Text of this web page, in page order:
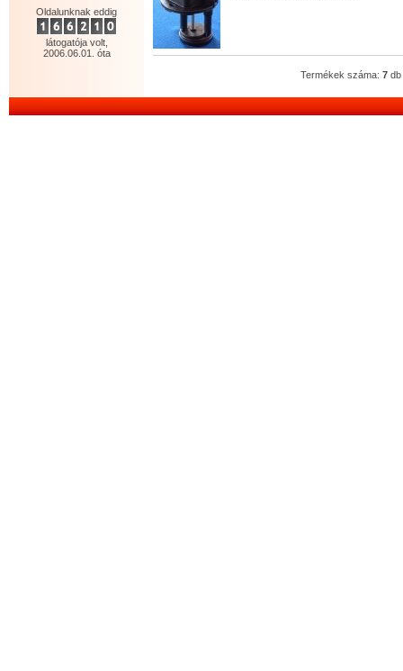
Oldalunknak eddig
látogatója volt,
2006.06.01. óta
Termékek száma: 7 db